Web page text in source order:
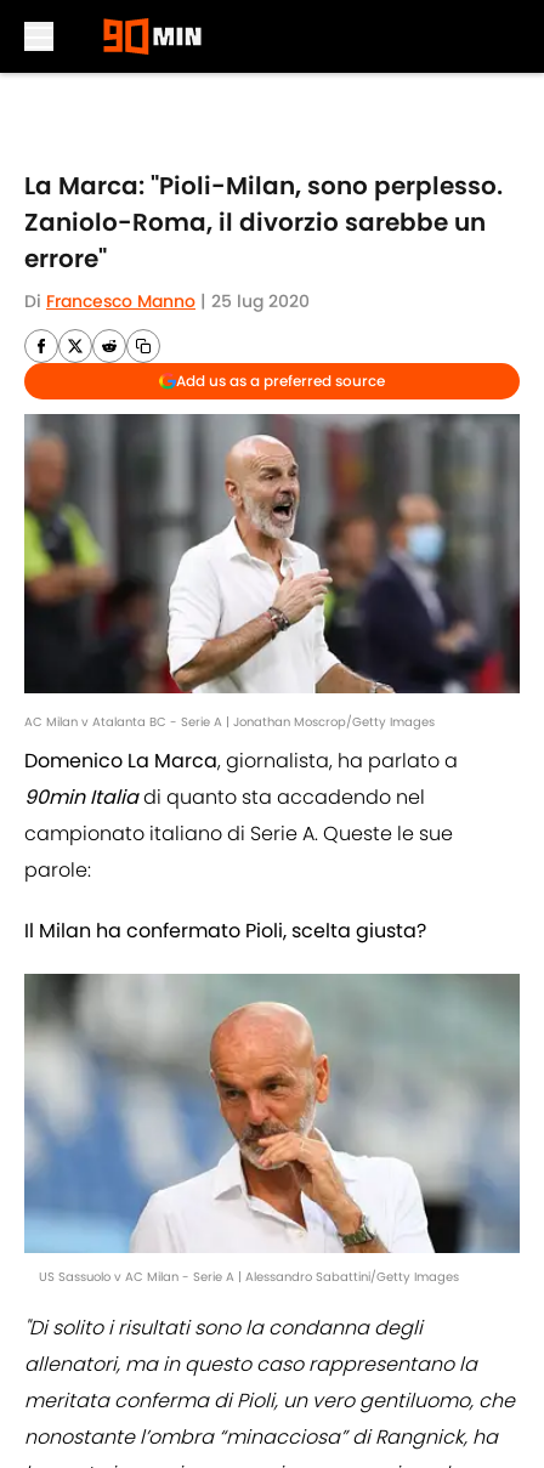
La Marca: "Pioli-Milan, sono perplesso.
Zaniolo-Roma, il divorzio sarebbe un
errore"
Di Francesco Manno | 25 lug 2020
Add us as a preferred source
AC Milan v Atalanta BC - Serie A | Jonathan Moscrop/Getty Images
Domenico La Marca, giornalista, ha parlato a
90min Italiadi quanto sta accadendo nel
campionato italiano di Serie A. Queste le sue
parole:
Il Milan ha confermato Pioli, scelta giusta?
US Sassuolo v AC Milan - Serie A | Alessandro Sabattini/Getty Images
"Di solito i risultati sono la condanna degli
allenatori, ma in questo caso rappresentano la
meritata conferma di Pioli, un vero gentiluomo, che
nonostante l’ombra “minacciosa” di Rangnick, ha